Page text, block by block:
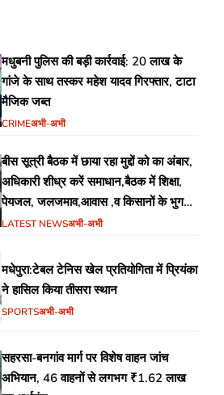
मधुबनी पुलिस की बड़ी कार्रवाई: 20 लाख के
गांजे के साथ तस्कर महेश यादव गिरफ्तार, टाटा
मैजिक जब्त
CRIMEअभी-अभी
बीस सूत्री बैठक में छाया रहा मुद्दों को का अंबार,
अधिकारी शीध्र करें समाधान,बैठक में शिक्षा,
पेयजल, जलजमाव,आवास ,व किसानों के भुगतान
का उठा मुद्दा
LATEST NEWSअभी-अभी
मधेपुरा:टेबल टेनिस खेल प्रतियोगिता में प्रियंका
ने हासिल किया तीसरा स्थान
SPORTSअभी-अभी
सहरसा-बनगांव मार्ग पर विशेष वाहन जांच
अभियान, 46 वाहनों से लगभग ₹1.62 लाख